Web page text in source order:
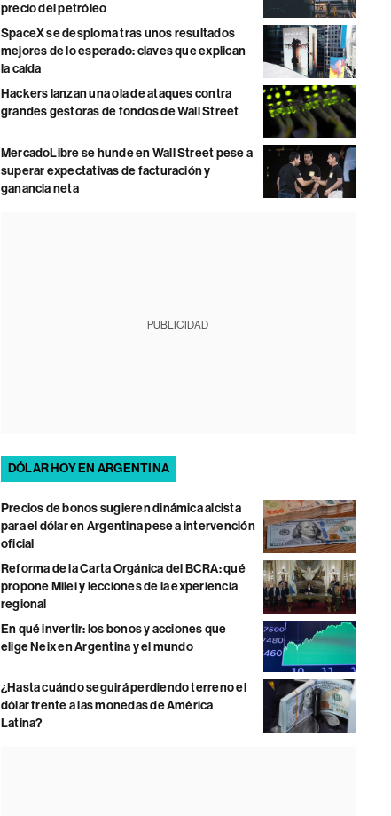
precio del petróleo
SpaceX se desploma tras unos resultados
mejores de lo esperado: claves que explican
la caída
Hackers lanzan una ola de ataques contra
grandes gestoras de fondos de Wall Street
MercadoLibre se hunde en Wall Street pese a
superar expectativas de facturación y
ganancia neta
PUBLICIDAD
DÓLAR HOY EN ARGENTINA
Precios de bonos sugieren dinámica alcista
para el dólar en Argentina pese a intervención
oficial
Reforma de la Carta Orgánica del BCRA: qué
propone Milei y lecciones de la experiencia
regional
En qué invertir: los bonos y acciones que
elige Neix en Argentina y el mundo
¿Hasta cuándo seguirá perdiendo terreno el
dólar frente a las monedas de América
Latina?